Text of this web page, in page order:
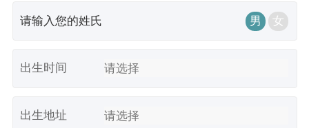
男 女
出生时间
出生地址